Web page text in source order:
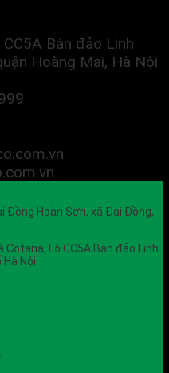
Bán đảo Linh
Hoàng Mai, Hà Nội
Đồng Hoàn Sơn, xã Đại Đồng,
Cotana, Lô CC5A Bán đảo Linh
Nội